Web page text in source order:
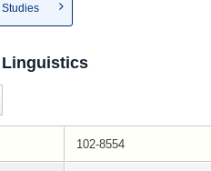
Linguistics
102-8554